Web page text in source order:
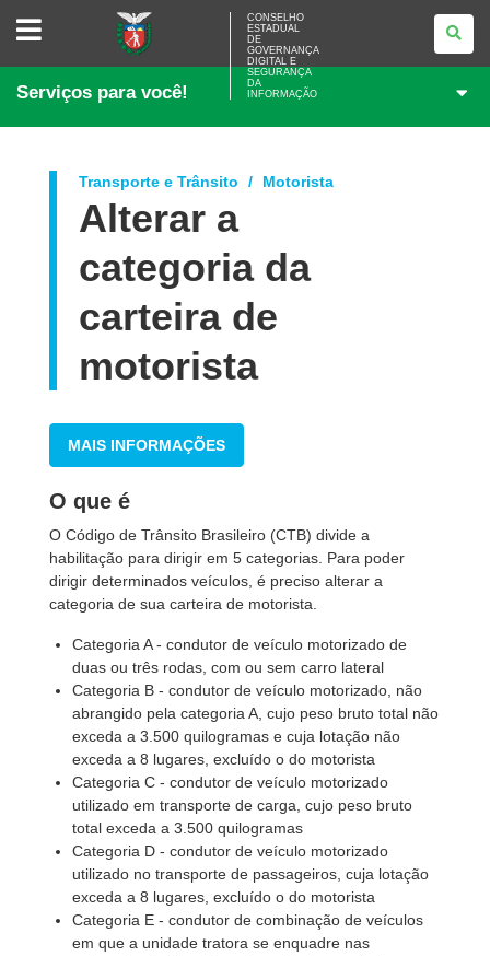
CONSELHO
ESTADUAL
GOVERNANÇA
E
DA
CONSELHO
ESTADUAL
DE
GOVERNANÇA
DIGITAL E
SEGURANÇA
DA
INFORMAÇÃO
Serviços para você!
Transporte e Trânsito Motorista
Alterar a
categoria da
carteira de
motorista
MAIS INFORMAÇÕES
O que é
O Código de Trânsito Brasileiro (CTB) divide a
habilitação para dirigir em 5 categorias. Para poder
dirigir determinados veículos, é preciso alterar a
categoria de sua carteira de motorista.
Categoria A - condutor de veículo motorizado de
duas ou três rodas, com ou sem carro lateral
Categoria B - condutor de veículo motorizado, não
abrangido pela categoria A, cujo peso bruto total não
exceda a 3.500 quilogramas e cuja lotação não
exceda a 8 lugares, excluído o do motorista
Categoria C - condutor de veículo motorizado
utilizado em transporte de carga, cujo peso bruto
total exceda a 3.500 quilogramas
Categoria D - condutor de veículo motorizado
utilizado no transporte de passageiros, cuja lotação
exceda a 8 lugares, excluído o do motorista
Categoria E - condutor de combinação de veículos
em que a unidade tratora se enquadre nas